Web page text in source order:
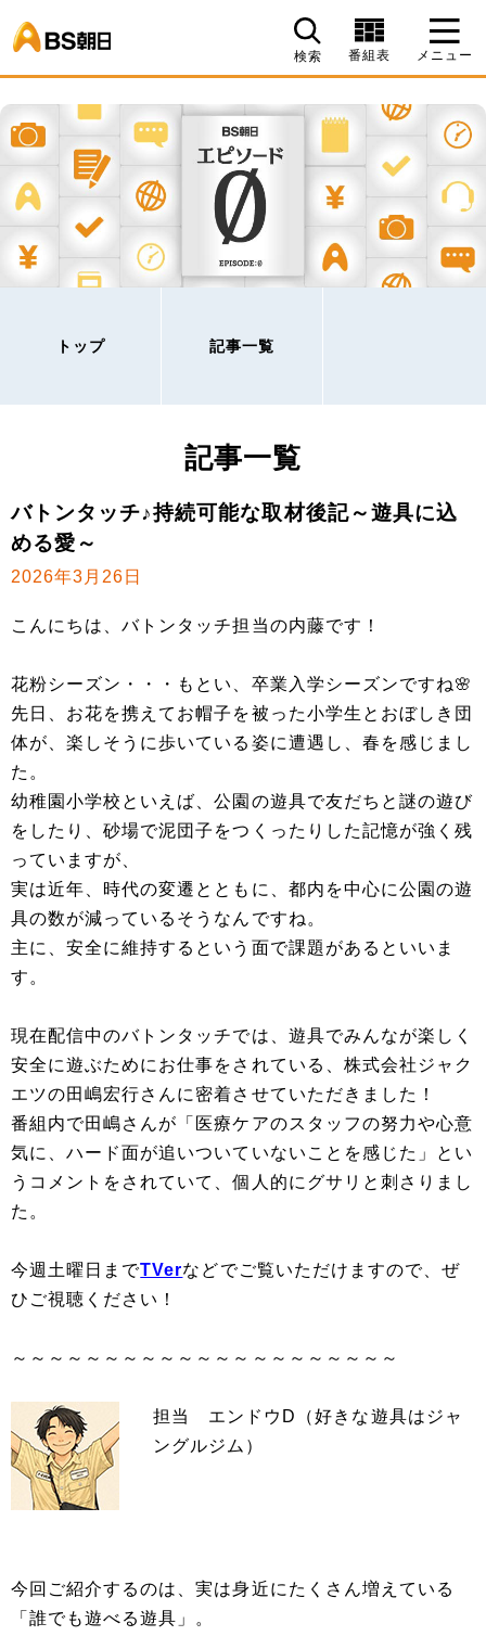
検索 番組表 メニュー
トップ 記事一覧
記事一覧
バトンタッチ♪持続可能な取材後記～遊具に込
める愛～
2026年3月26日
こんにちは、バトンタッチ担当の内藤です！
花粉シーズン・・・もとい、卒業入学シーズンですね🌸
先日、お花を携えてお帽子を被った小学生とおぼしき団
体が、楽しそうに歩いている姿に遭遇し、春を感じまし
た。
幼稚園小学校といえば、公園の遊具で友だちと謎の遊び
をしたり、砂場で泥団子をつくったりした記憶が強く残
っていますが、
実は近年、時代の変遷とともに、都内を中心に公園の遊
具の数が減っているそうなんですね。
主に、安全に維持するという面で課題があるといいま
す。
現在配信中のバトンタッチでは、遊具でみんなが楽しく
安全に遊ぶためにお仕事をされている、株式会社ジャク
エツの田嶋宏行さんに密着させていただきました！
番組内で田嶋さんが「医療ケアのスタッフの努力や心意
気に、ハード面が追いついていないことを感じた」とい
うコメントをされていて、個人的にグサリと刺さりまし
た。
今週土曜日までTVerなどでご覧いただけますので、ぜ
ひご視聴ください！
～～～～～～～～～～～～～～～～～～～～～
担当 エンドウD（好きな遊具はジャ
ングルジム）
今回ご紹介するのは、実は身近にたくさん増えている
「誰でも遊べる遊具」。